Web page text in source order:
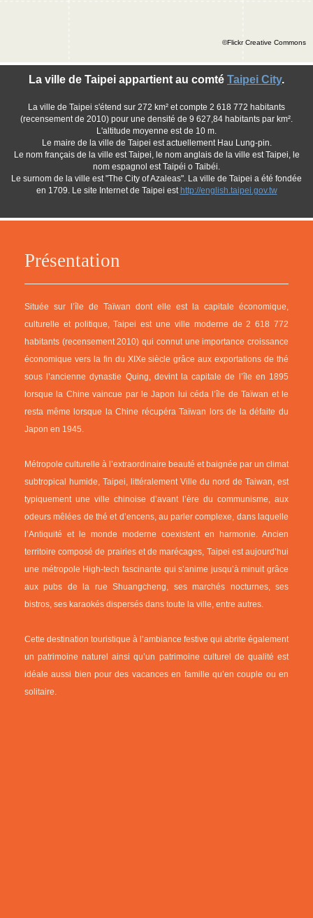
Présentation
Située sur l’île de Taïwan dont elle est la capitale économique,
culturelle et politique, Taipei est une ville moderne de 2 618 772
habitants (recensement 2010) qui connut une importance croissance
économique vers la fin du XIXe siècle grâce aux exportations de thé
sous l’ancienne dynastie Quing, devint la capitale de l’île en 1895
lorsque la Chine vaincue par le Japon lui céda l’île de Taïwan et le
resta même lorsque la Chine récupéra Taïwan lors de la défaite du
Japon en 1945.
Métropole culturelle à l’extraordinaire beauté et baignée par un climat
subtropical humide, Taipei, littéralement Ville du nord de Taiwan, est
typiquement une ville chinoise d’avant l’ère du communisme, aux
odeurs mêlées de thé et d’encens, au parler complexe, dans laquelle
l’Antiquité et le monde moderne coexistent en harmonie. Ancien
territoire composé de prairies et de marécages, Taipei est aujourd’hui
une métropole High-tech fascinante qui s’anime jusqu’à minuit grâce
aux pubs de la rue Shuangcheng, ses marchés nocturnes, ses
bistros, ses karaokés dispersés dans toute la ville, entre autres.
Cette destination touristique à l’ambiance festive qui abrite également
un patrimoine naturel ainsi qu’un patrimoine culturel de qualité est
idéale aussi bien pour des vacances en famille qu’en couple ou en
solitaire.
La ville de Taipei appartient au comté Taipei City.
La ville de Taipei s'étend sur 272 km² et compte 2 618 772 habitants
(recensement de 2010) pour une densité de 9 627,84 habitants par km².
L'altitude moyenne est de 10 m.
Le maire de la ville de Taipei est actuellement Hau Lung-pin.
Le nom français de la ville est Taipei, le nom anglais de la ville est Taipei, le
nom espagnol est Taipéi o Taibéi.
Le surnom de la ville est "The City of Azaleas". La ville de Taipei a été fondée
en 1709. Le site Internet de Taipei est http://english.taipei.gov.tw
©Flickr Creative Commons